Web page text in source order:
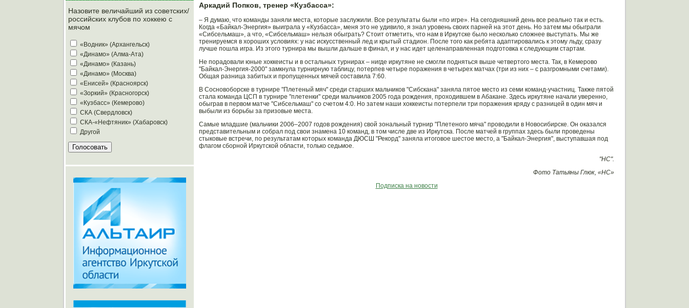
Назовите величайший из советских/
российских клубов по хоккею с
мячом
«Водник» (Архангельск)
«Динамо» (Алма-Ата)
«Динамо» (Казань)
«Динамо» (Москва)
«Енисей» (Красноярск)
«Зоркий» (Красногорск)
«Кузбасс» (Кемерово)
СКА (Свердловск)
СКА-«Нефтяник» (Хабаровск)
Другой
Аркадий Попков, тренер «Кузбасса»:
– Я думаю, что команды заняли места, которые заслужили. Все результаты были «по игре». На сегодняшний день все реально так и есть.
Когда «Байкал-Энергия» выиграла у «Кузбасса», меня это не удивило, я знал уровень своих парней на этот день. Но затем мы обыграли
«Сибсельмаш», а что, «Сибсельмаш» нельзя обыграть? Стоит отметить, что нам в Иркутске было несколько сложнее выступать. Мы же
тренируемся в хороших условиях: у нас искусственный лед и крытый стадион. После того как ребята адаптировались к этому льду, сразу
лучше пошла игра. Из этого турнира мы вышли дальше в финал, и у нас идет целенаправленная подготовка к следующим стартам.
Не порадовали юные хоккеисты и в остальных турнирах – нигде иркутяне не смогли подняться выше четвертого места. Так, в Кемерово
"Байкал-Энергия-2000" замкнула турнирную таблицу, потерпев четыре поражения в четырех матчах (три из них – с разгромными счетами).
Общая разница забитых и пропущенных мячей составила 7:60.
В Сосновоборске в турнире "Плетеный мяч" среди старших мальчиков "Сибскана" заняла пятое место из семи команд-участниц. Также пятой
стала команда ЦСП в турнире "плетенки" среди мальчиков 2005 года рождения, проходившем в Абакане. Здесь иркутяне начали уверенно,
обыграв в первом матче "Сибсельмаш" со счетом 4:0. Но затем наши хоккеисты потерпели три поражения кряду с разницей в один мяч и
выбыли из борьбы за призовые места.
Самые младшие (мальчики 2006–2007 годов рождения) свой зональный турнир "Плетеного мяча" проводили в Новосибирске. Он оказался
представительным и собрал под свои знамена 10 команд, в том числе две из Иркутска. После матчей в группах здесь были проведены
стыковые встречи, по результатам которых команда ДЮСШ "Рекорд" заняла итоговое шестое место, а "Байкал-Энергия", выступавшая под
флагом сборной Иркутской области, только седьмое.
"НС".
Фото Татьяны Глюк, «НС»
Подписка на новости